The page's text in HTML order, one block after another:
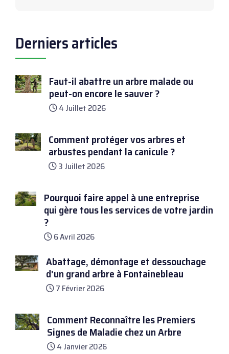
Derniers articles
Faut-il abattre un arbre malade ou
peut-on encore le sauver ?
4 Juillet 2026
Comment protéger vos arbres et
arbustes pendant la canicule ?
3 Juillet 2026
Pourquoi faire appel à une entreprise
qui gère tous les services de votre jardin
?
6 Avril 2026
Abattage, démontage et dessouchage
d'un grand arbre à Fontainebleau
7 Février 2026
Comment Reconnaître les Premiers
Signes de Maladie chez un Arbre
4 Janvier 2026